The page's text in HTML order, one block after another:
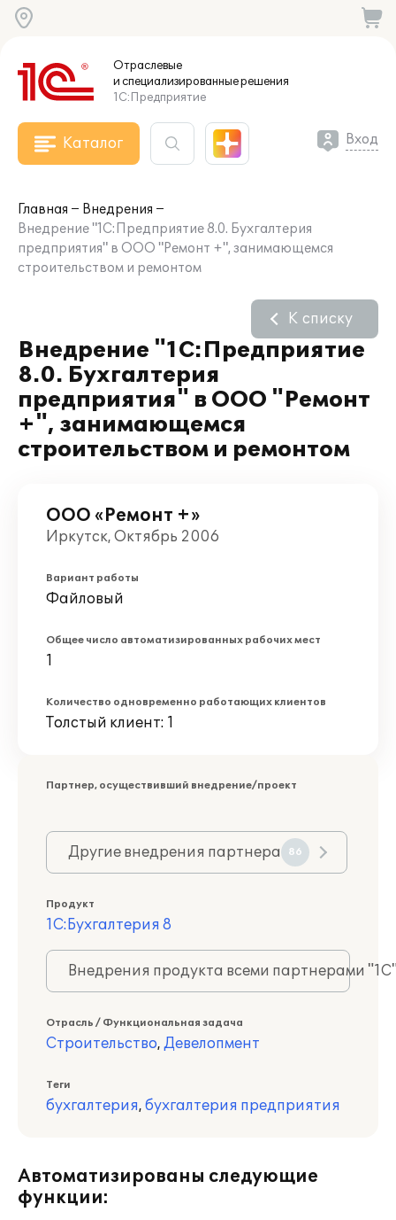
Отраслевые
и специализированныерешения
1С:Предприятие
Каталог Вход
Главная
Внедрения
Внедрение "1С:Предприятие 8.0. Бухгалтерия
предприятия" в ООО "Ремонт +", занимающемся
строительством и ремонтом
Внедрение "1С:Предприятие
8.0. Бухгалтерия
предприятия" в ООО "Ремонт
+", занимающемся
строительством и ремонтом
К списку
ООО «Ремонт +»
Иркутск, Октябрь 2006
Вариант работы
Файловый
Общее число автоматизированных рабочих мест
1
Количество одновременно работающих клиентов
Толстый клиент: 1
Партнер, осуществивший внедрение/проект
Другие внедрения партнера 86
Продукт
1С:Бухгалтерия 8
Внедрения продукта всеми партнерами
Отрасль / Функциональная задача
Строительство, Девелопмент
Теги
бухгалтерия, бухгалтерия предприятия
Автоматизированы следующие
функции: